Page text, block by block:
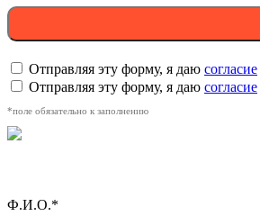
Отправляя эту форму, я даю согласие
Отправляя эту форму, я даю согласие
*поле обязательно к заполнению
Ф.И.О.*